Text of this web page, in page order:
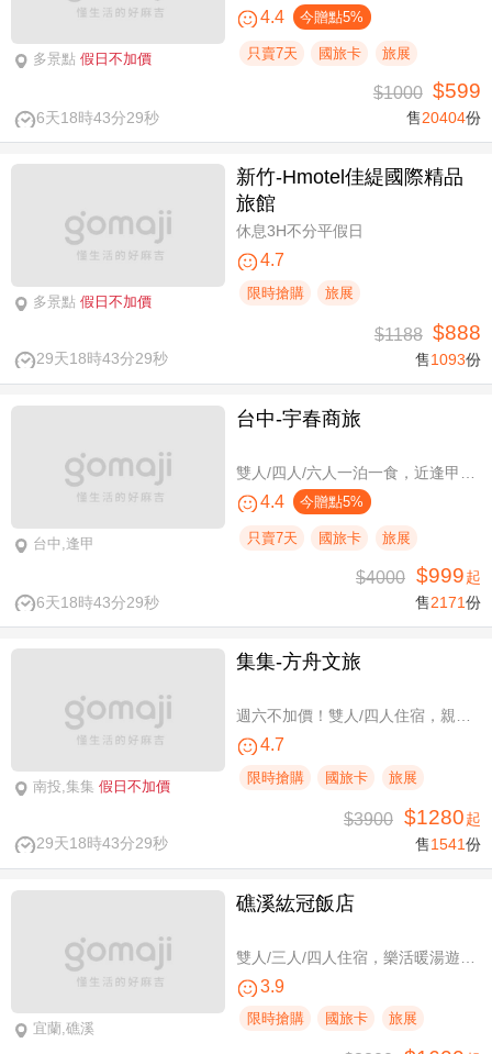
多景點 假日不加價
4.4 今贈點5%
只賣7天 國旅卡 旅展
6天18時43分28秒
$1000 $599
售20404份
多景點 假日不加價
新竹-Hmotel佳緹國際精品
旅館
休息3H不分平假日
4.7
限時搶購 旅展
29天18時43分28秒
$1188 $888
售1093份
台中,逢甲
台中-宇春商旅
4.4 今贈點5%
只賣7天 國旅卡 旅展
6天18時43分28秒
$4000 $999起
售2171份
南投,集集 假日不加價
集集-方舟文旅
週六不加價！雙人/四人住宿，親子假期
4.7
限時搶購 國旅卡 旅展
29天18時43分28秒
$3900 $1280起
售1541份
宜蘭,礁溪
礁溪紘冠飯店
3.9
限時搶購 國旅卡 旅展